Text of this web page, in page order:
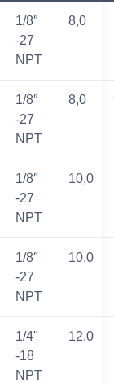
1/8″
-27
NPT
8,0
1/8″
-27
NPT
8,0
1/8″
-27
NPT
10,0
1/8″
-27
NPT
10,0
1/4"
-18
NPT
12,0